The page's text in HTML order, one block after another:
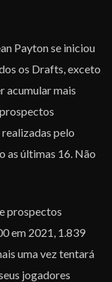
Payton se iniciou
os Drafts, exceto
acumular mais
pelo
as últimas 16. Não
prospectos
em 2021, 1.839
uma vez tentará
jogadores